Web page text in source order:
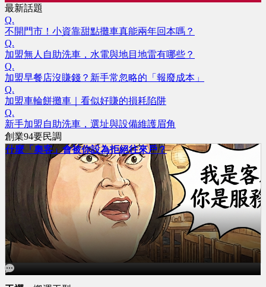
最新話題
Q.
不開門市！小資靠甜點攤車真能兩年回本嗎？
Q.
加盟無人自助洗車，水電與地目地雷有哪些？
Q.
加盟早餐店沒賺錢？新手常忽略的「報廢成本」
Q.
加盟車輪餅攤車｜看似好賺的損耗陷阱
Q.
新手加盟自助洗車，選址與設備維護眉角
創業94要民調
什麼「奧客」會被你設為拒絕往來戶？